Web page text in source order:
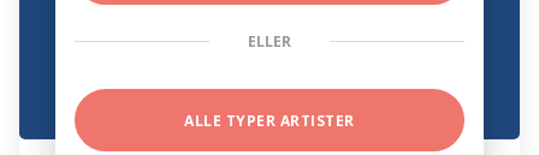
ELLER
ALLE TYPER ARTISTER